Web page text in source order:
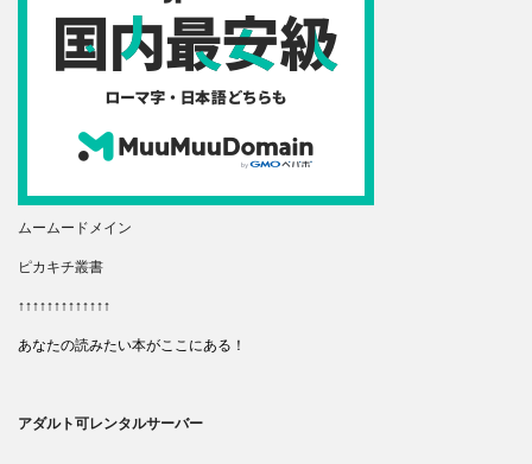
ムームードメイン
ピカキチ叢書
↑↑↑↑↑↑↑↑↑↑↑↑↑
あなたの読みたい本がここにある！
アダルト可レンタルサーバー